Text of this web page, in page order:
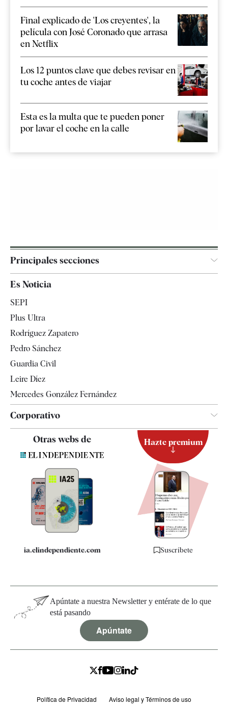
Final explicado de 'Los creyentes', la
película con José Coronado que arrasa
en Netflix
Los 12 puntos clave que debes revisar en
tu coche antes de viajar
Esta es la multa que te pueden poner
por lavar el coche en la calle
Principales secciones
Televisión
Es Noticia
SEPI
Plus Ultra
Rodríguez Zapatero
Pedro Sánchez
Guardia Civil
Leire Díez
Mercedes González Fernández
Corporativo
Quiénes somos
Especificaciones
Otras webs de
ia.elindependiente.com
Hazte premium
Suscríbete
Apúntate a nuestra Newsletter y entérate de lo que
está pasando
Apúntate
Política de Privacidad
Aviso legal y Términos de uso